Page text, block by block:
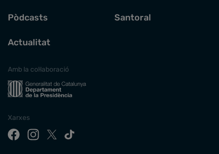
Pòdcasts
Actualitat
Santoral
Amb la col·laboració
Xarxes